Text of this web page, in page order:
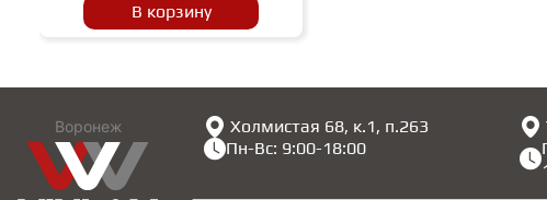
В корзину
Воронеж
Холмистая 68, к.1, п.263
Пн-Вс: 9:00-18:00